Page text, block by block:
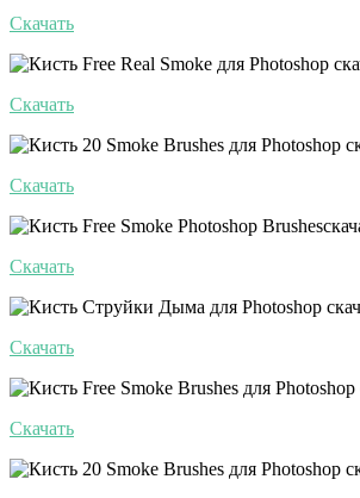
Скачать
Скачать
Скачать
Скачать
Скачать
Скачать